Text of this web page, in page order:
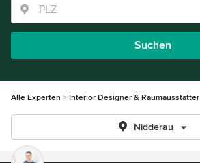
Suchen
Alle Experten Interior Designer & Raumausstatter
Nidderau